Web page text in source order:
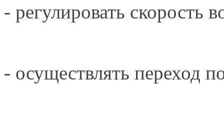
- регулировать скорость
- осуществлять переход